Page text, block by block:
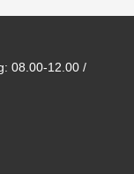
08.00-12.00 /